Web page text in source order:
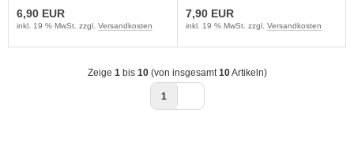
6,90 EUR
inkl. 19 % MwSt. zzgl. Versandkosten
7,90 EUR
inkl. 19 % MwSt. zzgl. Versandkosten
Zeige 1 bis 10(von insgesamt 10Artikeln)
1